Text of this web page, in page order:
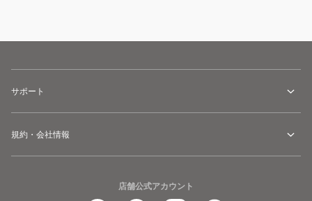
サポート
規約・会社情報
店舗公式アカウント